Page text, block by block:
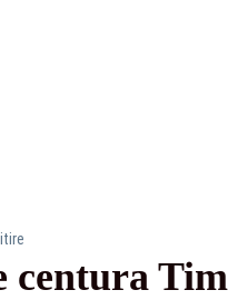
centura